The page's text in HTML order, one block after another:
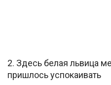
2. Здесь белая львица
пришлось успокаивать